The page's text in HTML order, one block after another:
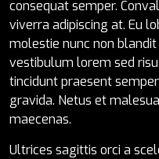
consequat semper.
viverra adipiscing at. Eu
molestie nunc non
vestibulum lorem sed
tincidunt praesent
gravida. Netus et
maecenas.
Ultrices sagittis orci a